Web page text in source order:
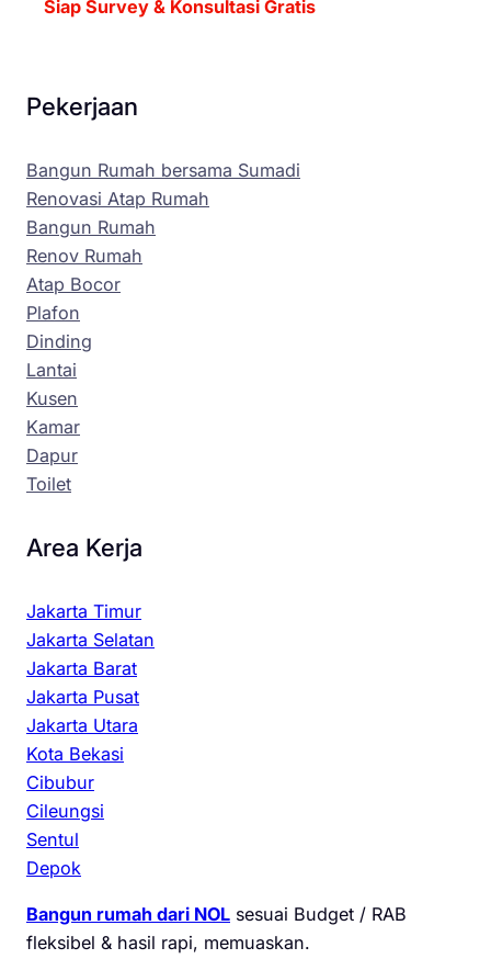
Siap Survey & Konsultasi Gratis
Pekerjaan
Bangun Rumah bersama Sumadi
Renovasi Atap Rumah
Bangun Rumah
Renov Rumah
Atap Bocor
Plafon
Dinding
Lantai
Kusen
Kamar
Dapur
Toilet
Area Kerja
Jakarta Timur
Jakarta Selatan
Jakarta Barat
Jakarta Pusat
Jakarta Utara
Kota Bekasi
Cibubur
Cileungsi
Sentul
Depok
Bangun rumah dari NOL sesuai Budget / RAB
fleksibel & hasil rapi, memuaskan.